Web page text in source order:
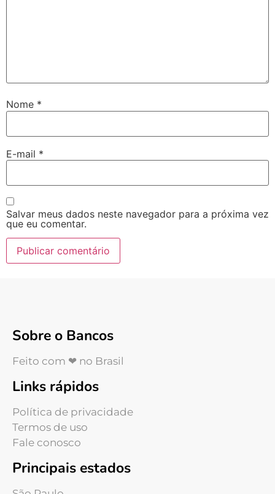
Nome *
E-mail *
Salvar meus dados neste navegador para a próxima vez
que eu comentar.
Sobre o Bancos
Feito com ❤ no Brasil
Links rápidos
Política de privacidade
Termos de uso
Fale conosco
Principais estados